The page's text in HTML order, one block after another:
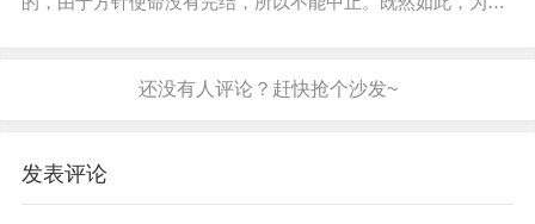
雾干燥机中的...
发表评论